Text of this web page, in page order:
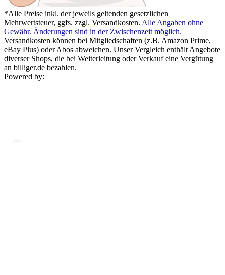
*Alle Preise inkl. der jeweils geltenden gesetzlichen
Mehrwertsteuer, ggfs. zzgl. Versandkosten. Alle Angaben ohne
Gewähr. Änderungen sind in der Zwischenzeit möglich.
Versandkosten können bei Mitgliedschaften (z.B. Amazon Prime,
eBay Plus) oder Abos abweichen. Unser Vergleich enthält Angebote
diverser Shops, die bei Weiterleitung oder Verkauf eine Vergütung
an billiger.de bezahlen.
Powered by: